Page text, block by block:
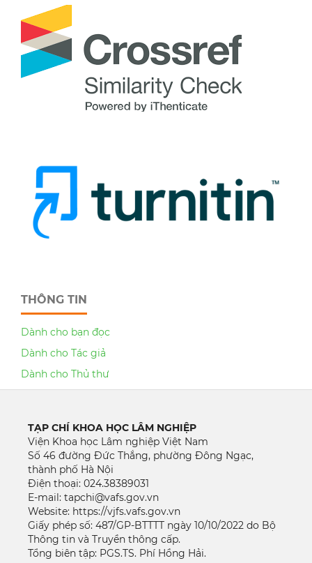
THÔNG TIN
Dành cho bạn đọc
Dành cho Tác giả
Dành cho Thủ thư
TẠP CHÍ KHOA HỌC LÂM NGHIỆP
Viện Khoa học Lâm nghiệp Việt Nam
Số 46 đường Đức Thắng, phường Đông Ngạc,
thành phố Hà Nội
Điện thoại: 024.38389031
E-mail: tapchi@vafs.gov.vn
Website: https://vjfs.vafs.gov.vn
Giấy phép số: 487/GP-BTTTT ngày 10/10/2022 do Bộ
Thông tin và Truyền thông cấp.
Tổng biên tập: PGS.TS. Phí Hồng Hải.